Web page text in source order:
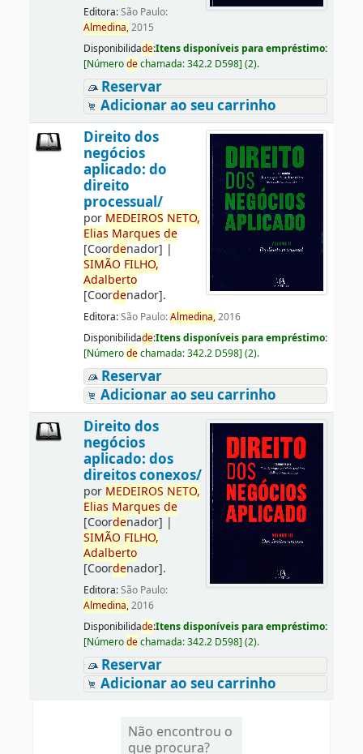
Editora:São Paulo:
Almedina,2015
Disponibilidade:Itens disponíveis para empréstimo:
[Númerodechamada:342.2 D598] (2).
Reservar
Adicionar ao seu carrinho
Direito dos
negócios
aplicado: do
direito
processual/
por MEDEIROS NETO,
Elias Marques de
[Coordenador] |
SIMÃO FILHO,
Adalberto
[Coordenador].
Editora:São Paulo:Almedina,2016
Disponibilidade:Itens disponíveis para empréstimo:
[Númerodechamada:342.2 D598] (2).
Reservar
Adicionar ao seu carrinho
Direito dos
negócios
aplicado: dos
direitos conexos/
por MEDEIROS NETO,
Elias Marques de
[Coordenador] |
SIMÃO FILHO,
Adalberto
[Coordenador].
Editora:São Paulo:
Almedina,2016
Disponibilidade:Itens disponíveis para empréstimo:
[Númerodechamada:342.2 D598] (2).
Reservar
Adicionar ao seu carrinho
Não encontrou o
que procura?